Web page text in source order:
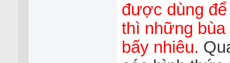
được dùng để
thì những bùa
bấy nhiêu.